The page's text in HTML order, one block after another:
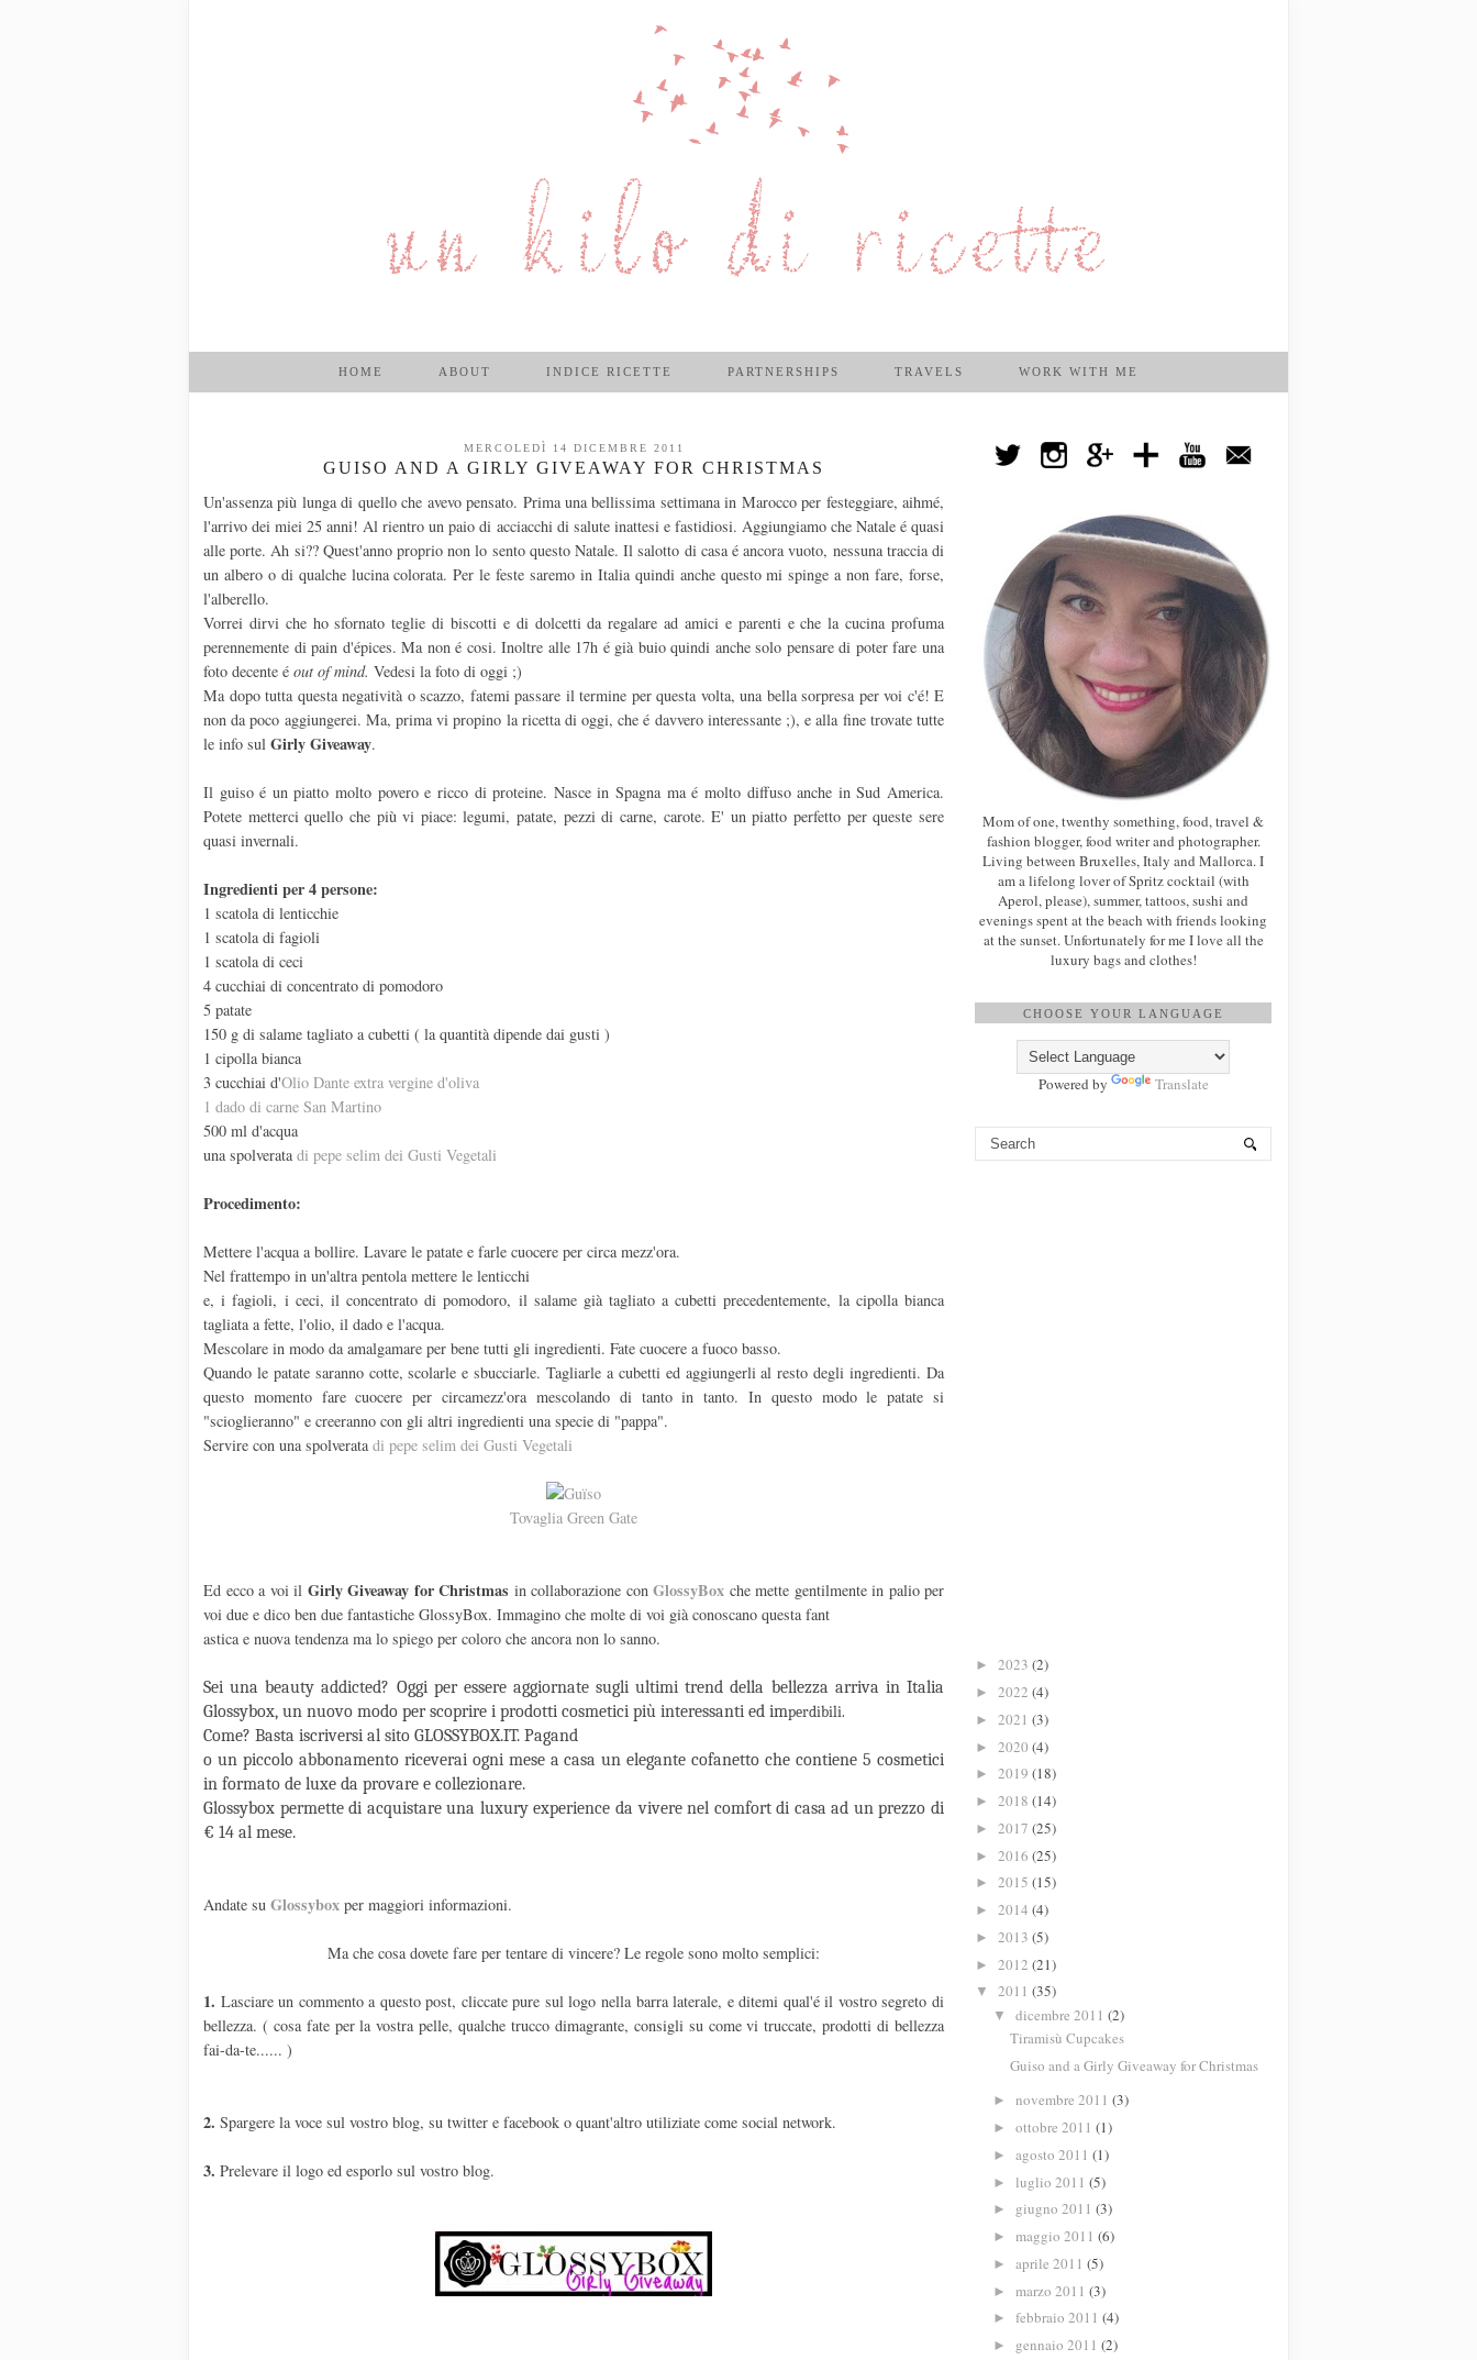
HOME ABOUT INDICE RICETTE PARTNERSHIPS TRAVELS WORK WITH ME
MERCOLEDÌ 14 DICEMBRE 2011
GUISO AND A GIRLY GIVEAWAY FOR CHRISTMAS
Un'assenza più lunga di quello che avevo pensato. Prima una bellissima settimana in Marocco per festeggiare, aihmé,
l'arrivo dei miei 25 anni! Al rientro un paio di acciacchi di salute inattesi e fastidiosi. Aggiungiamo che Natale é quasi
alle porte. Ah si?? Quest'anno proprio non lo sento questo Natale. Il salotto di casa é ancora vuoto, nessuna traccia di
un albero o di qualche lucina colorata. Per le feste saremo in Italia quindi anche questo mi spinge a non fare, forse,
l'alberello.
Vorrei dirvi che ho sfornato teglie di biscotti e di dolcetti da regalare ad amici e parenti e che la cucina profuma
perennemente di pain d'épices. Ma non é cosi. Inoltre alle 17h é già buio quindi anche solo pensare di poter fare una
foto decente é out of mind. Vedesi la foto di oggi ;)
Ma dopo tutta questa negatività o scazzo, fatemi passare il termine per questa volta, una bella sorpresa per voi c'é! E
non da poco aggiungerei. Ma, prima vi propino la ricetta di oggi, che é davvero interessante ;), e alla fine trovate tutte
le info sul GirlyGiveaway.
Il guiso é un piatto molto povero e ricco di proteine. Nasce in Spagna ma é molto diffuso anche in Sud America.
Potete metterci quello che più vi piace: legumi, patate, pezzi di carne, carote. E' un piatto perfetto per queste sere
quasi invernali.
Ingredienti per 4 persone:
1 scatola di lenticchie
1 scatola di fagioli
1 scatola di ceci
4 cucchiai di concentrato di pomodoro
5 patate
150 g di salame tagliato a cubetti ( la quantità dipende dai gusti )
1 cipolla bianca
3 cucchiai d'Olio Dante extra vergine d'oliva
1 dado di carne San Martino
500 ml d'acqua
una spolveratadi pepe selim dei Gusti Vegetali
Procedimento:
Mettere l'acqua a bollire. Lavare le patate e farle cuocere per circa mezz'ora.
Nel frattempo in un'altra pentola mettere le lenticchi
e, i fagioli, i ceci, il concentrato di pomodoro, il salame già tagliato a cubetti precedentemente, la cipolla bianca
tagliata a fette, l'olio, il dado e l'acqua.
Mescolare in modo da amalgamare per bene tutti gli ingredienti. Fate cuocere a fuoco basso.
Quando le patate saranno cotte, scolarle e sbucciarle. Tagliarle a cubetti ed aggiungerli al resto degli ingredienti. Da
questo momento fare cuocere per circamezz'ora mescolando di tanto in tanto. In questo modo le patate si
"scioglieranno" e creeranno con gli altri ingredienti una specie di "pappa".
Servire con una spolveratadi pepe selim dei Gusti Vegetali
Tovaglia Green Gate
Ed ecco a voi il Girly Giveaway for Christmas in collaborazione con GlossyBox che mette gentilmente in palio per
voi due e dico ben due fantastiche GlossyBox. Immagino che molte di voi già conoscano questa fant
astica e nuova tendenza ma lo spiego per coloro che ancora non lo sanno.
Sei una beauty addicted? Oggi per essere aggiornate sugli ultimi trend della bellezza arriva in Italia
Glossybox, un nuovo modo per scoprire i prodotti cosmetici più interessanti ed imperdibili.
Come? Basta iscriversi al sito GLOSSYBOX.IT. Pagand
o un piccolo abbonamento riceverai ogni mese a casa un elegante cofanetto che contiene 5 cosmetici
in formato de luxe da provare e collezionare.
Glossybox permette di acquistare una luxury experience da vivere nel comfort di casa ad un prezzo di
€ 14 al mese.
Andate su Glossybox per maggiori informazioni.
Ma che cosa dovete fare per tentare di vincere? Le regole sono molto semplici:
1. Lasciare un commento a questo post, cliccate pure sul logo nella barra laterale, e ditemi qual'é il vostro segreto di
bellezza. ( cosa fate per la vostra pelle, qualche trucco dimagrante, consigli su come vi truccate, prodotti di bellezza
fai-da-te...... )
2. Spargere la voce sul vostro blog, su twitter e facebook o quant'altro utiliziate come social network.
3. Prelevare il logo ed esporlo sul vostro blog.
Mom of one, twenthy something, food, travel &
fashion blogger, food writer and photographer.
Living between Bruxelles, Italy and Mallorca. I
am a lifelong lover of Spritz cocktail (with
Aperol, please), summer, tattoos, sushi and
evenings spent at the beach with friends looking
at the sunset. Unfortunately for me I love all the
luxury bags and clothes!
CHOOSE YOUR LANGUAGE
Powered by Translate
► 2023 (2)
► 2022 (4)
► 2021 (3)
► 2020 (4)
► 2019 (18)
► 2018 (14)
► 2017 (25)
► 2016 (25)
► 2015 (15)
► 2014 (4)
► 2013 (5)
► 2012 (21)
▼ 2011 (35)
▼ dicembre 2011 (2)
Tiramisù Cupcakes
Guiso and a Girly Giveaway for Christmas
► novembre 2011 (3)
► ottobre 2011 (1)
► agosto 2011 (1)
► luglio 2011 (5)
► giugno 2011 (3)
► maggio 2011 (6)
► aprile 2011 (5)
► marzo 2011 (3)
► febbraio 2011 (4)
► gennaio 2011 (2)